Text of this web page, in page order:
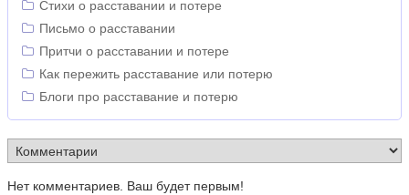
Стихи о расставании и потере
Письмо о расставании
Притчи о расставании и потере
Как пережить расставание или потерю
Блоги про расставание и потерю
Нет комментариев. Ваш будет первым!